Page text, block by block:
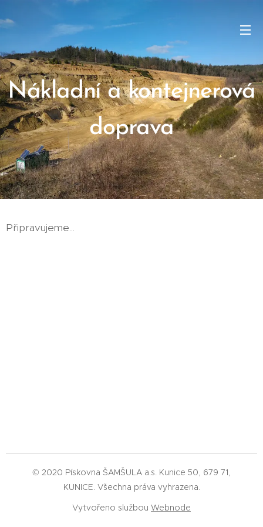
Nákladní a kontejnerová
doprava
Připravujeme...
© 2020 Pískovna ŠAMŠULA a.s. Kunice 50, 679 71,
KUNICE. Všechna práva vyhrazena.
Vytvořeno službou Webnode